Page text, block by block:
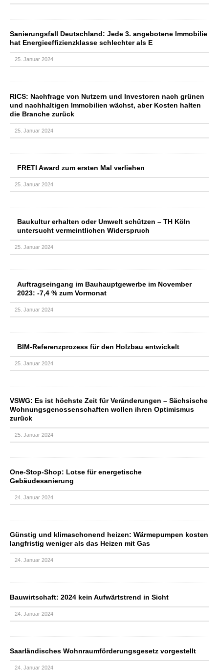
Sanierungsfall Deutschland: Jede 3. angebotene Immobilie
hat Energieeffizienzklasse schlechter als E
25. Januar 2024
RICS: Nachfrage von Nutzern und Investoren nach grünen
und nachhaltigen Immobilien wächst, aber Kosten halten
die Branche zurück
25. Januar 2024
FRETI Award zum ersten Mal verliehen
25. Januar 2024
Baukultur erhalten oder Umwelt schützen – TH Köln
untersucht vermeintlichen Widerspruch
25. Januar 2024
Auftragseingang im Bauhauptgewerbe im November
2023: -7,4 % zum Vormonat
25. Januar 2024
BIM-Referenzprozess für den Holzbau entwickelt
25. Januar 2024
VSWG: Es ist höchste Zeit für Veränderungen – Sächsische
Wohnungsgenossenschaften wollen ihren Optimismus
zurück
25. Januar 2024
One-Stop-Shop: Lotse für energetische
Gebäudesanierung
24. Januar 2024
Günstig und klimaschonend heizen: Wärmepumpen kosten
langfristig weniger als das Heizen mit Gas
24. Januar 2024
Bauwirtschaft: 2024 kein Aufwärtstrend in Sicht
24. Januar 2024
Saarländisches Wohnraumförderungsgesetz vorgestellt
24. Januar 2024